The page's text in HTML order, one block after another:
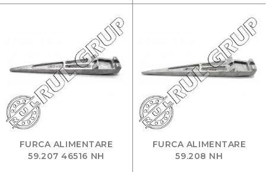
FURCA ALIMENTARE
59.207 46516 NH
FURCA ALIMENTARE
59.208 NH